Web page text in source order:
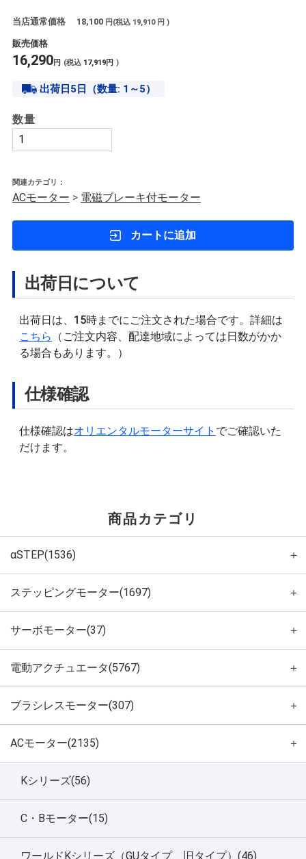
当店通常価格 18,100 円(税込 19,910 円 )
販売価格
16,290円 (税込 17,919円 )
出荷日5日（数量: 1～5）
数量
関連カテゴリ：
ACモーター > 電磁ブレーキ付モーター
カートに追加
出荷日について
出荷日は、15時までにご注文された場合です。詳細は
こちら
（ご注文内容、配達地域によっては日数がかか
る場合もあります。）
仕様確認
仕様確認はオリエンタルモーターサイト でご確認いた
だけます。
商品カテゴリ
αSTEP(1536) ＋
ステッピングモーター(1697) ＋
サーボモーター(37) ＋
電動アクチュエータ(5767) ＋
ブラシレスモーター(307) ＋
ACモーター(2135) ＋
Kシリーズ(56)
C・Bモーター(15)
ワールドKシリーズ（GUタイプ、旧タイプ）(46)